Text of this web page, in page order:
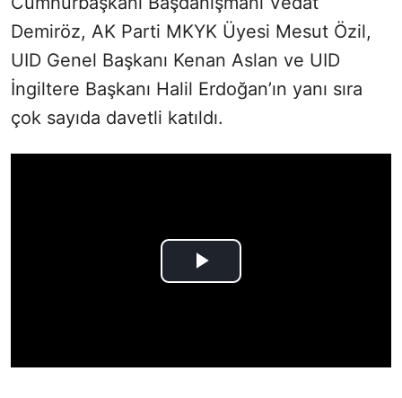
Demiröz, AK Parti MKYK Üyesi Mesut Özil,
UID Genel Başkanı Kenan Aslan ve UID
İngiltere Başkanı Halil Erdoğan’ın yanı sıra
çok sayıda davetli katıldı.